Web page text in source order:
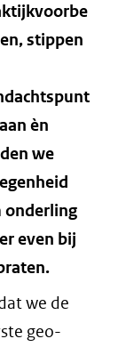
stippen
èn
we
onderling
even bij
we de
geo-